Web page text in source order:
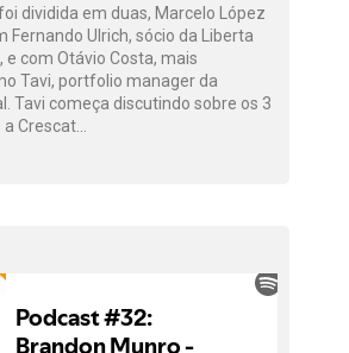
dividida em duas, Marcelo López
Fernando Ulrich, sócio da Liberta
e com Otávio Costa, mais
Tavi, portfolio manager da
Tavi começa discutindo sobre os 3
Crescat…